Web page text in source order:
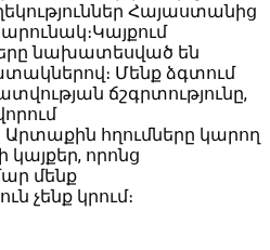
Հայաստանից
նախատեսված են
Մենք ձգտում
ճշգրտությունը,
Արտաքին հղումները կարող
կայքեր, որոնց
մենք
չենք կրում։